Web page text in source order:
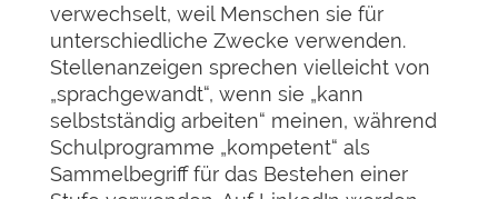
verwechselt, weil Menschen sie für
unterschiedliche Zwecke verwenden.
Stellenanzeigen sprechen vielleicht von
„sprachgewandt“, wenn sie „kann
selbstständig arbeiten“ meinen, während
Schulprogramme „kompetent“ als
Sammelbegriff für das Bestehen einer